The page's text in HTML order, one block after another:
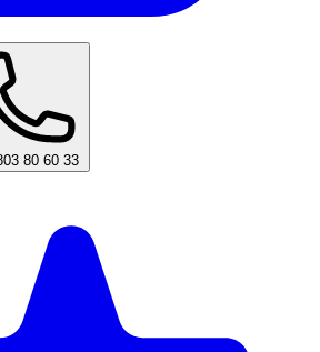
80 60 33